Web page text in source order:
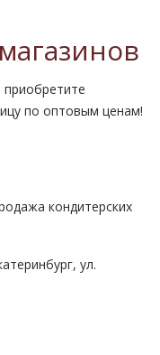
приобретите
по оптовым ценам!
кондитерских
ул.